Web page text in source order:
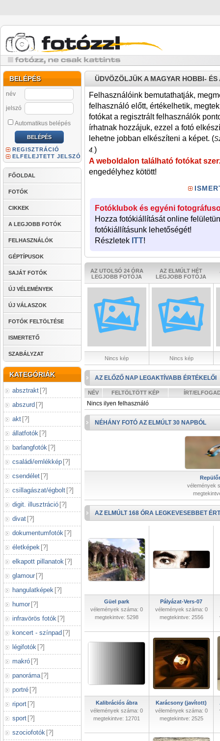
BELÉPÉS
név
jelszó
Automatikus belépés
REGISZTRÁCIÓ
ELFELEJTETT JELSZÓ
FŐOLDAL
FOTÓK
CIKKEK
A LEGJOBB FOTÓK
FELHASZNÁLÓK
GÉPTÍPUSOK
SAJÁT FOTÓK
ÚJ VÉLEMÉNYEK
ÚJ VÁLASZOK
FOTÓK FELTÖLTÉSE
ISMERTETŐ
SZABÁLYZAT
KATEGÓRIÁK
absztrakt [?]
abszurd [?]
akt [?]
állatfotók [?]
barlangfotók [?]
családi/emlékkép [?]
csendélet [?]
csillagászat/égbolt [?]
digit. illusztráció [?]
divat [?]
dokumentumfotók [?]
életképek [?]
elkapott pillanatok [?]
glamour [?]
hangulatképek [?]
humor [?]
infravörös fotók [?]
koncert - színpad [?]
légifotók [?]
makró [?]
panoráma [?]
portré [?]
riport [?]
sport [?]
szociofotók [?]
ÜDVÖZÖLJÜK A MAGYAR HOBBI-
Felhasználóink bemutathatják,
felhasználó előtt, értékelhetik,
fotókat a regisztrált felhasználók
írhatnak hozzájuk, ezzel a fotó
lehetne jobban elkészíteni a képet. (
4.)
A weboldalon található fotókat
engedélyhez kötött!
Fotóklubok és egyéni
Hozza fotókiállítását online
fotókiállításunk lehetőségét!
Részletek ITT!
AZ UTOLSÓ 24 ÓRA
LEGJOBB FOTÓJA
AZ ELMÚLT HÉT
LEGJOBB FOTÓJA
Nincs kép Nincs kép
AZ ELŐZŐ NAP LEGAKTÍVABB ÉRTÉKELŐI
NÉV FELTÖLTÖTT KÉP ÍRT/
Nincs ilyen felhasználó
NÉHÁNY FOTÓ AZ ELMÚLT 30 NAPBÓL
vélemények
AZ ELMÚLT 168 ÓRA LEGKEVESEBBET
Güel park
vélemények száma: 0
megtekintve: 5298
Pályázat-Vers-07
vélemények száma: 0
megtekintve: 2556
Kalibrációs ábra
vélemények száma: 0
megtekintve: 12701
Karácsony (javított)
vélemények száma: 0
megtekintve: 2525